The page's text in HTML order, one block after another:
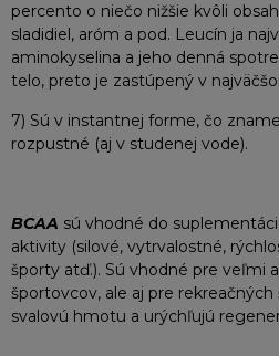
percento o niečo nižšie kvôli
sladidiel, aróm a pod. Leucín ja
aminokyselina a jeho denná
telo, preto je zastúpený v
7) Sú v instantnej forme, čo
rozpustné (aj v studenej vode).
BCAA sú vhodné do
aktivity (silové, vytrvalostné,
športy atď.). Sú vhodné pre veľmi
športovcov, ale aj pre
svalovú hmotu a urýchľujú